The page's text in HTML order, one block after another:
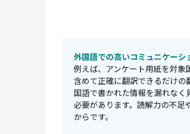
外国語での高いコミュニケーシ
例えば、アンケート用紙を対象
含めて正確に翻訳できるだけ
国語で書かれた情報を漏れな
必要があります。読解力の不足
からです。